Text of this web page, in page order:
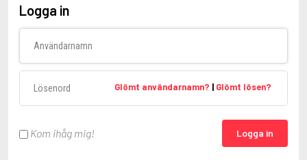
Logga in
Glömt användarnamn? | Glömt lösen?
Kom ihåg mig! Logga in